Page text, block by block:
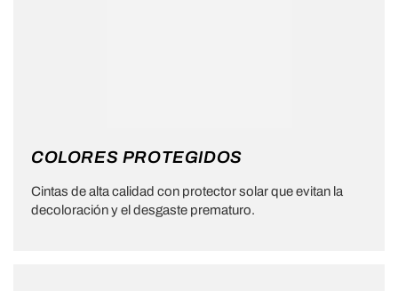
COLORES PROTEGIDOS
Cintas de alta calidad con protector solar que evitan la
decoloración y el desgaste prematuro.